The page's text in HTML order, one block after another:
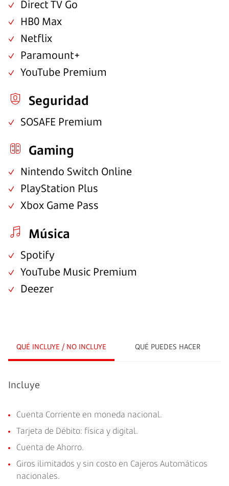
Direct TV Go
HB0 Max
Netflix
Paramount+
YouTube Premium
Seguridad
SOSAFE Premium
Gaming
Nintendo Switch Online
PlayStation Plus
Xbox Game Pass
Música
Spotify
YouTube Music Premium
Deezer
QUÉ INCLUYE / NO INCLUYE QUÉ PUEDES HACER
Incluye
Cuenta Corriente en moneda nacional.
Tarjeta de Débito: física y digital.
Cuenta de Ahorro.
Giros ilimitados y sin costo en Cajeros Automáticos
nacionales.